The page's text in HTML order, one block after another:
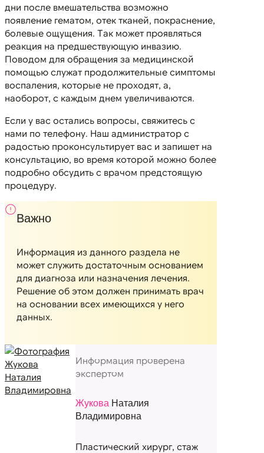
дни после вмешательства возможно
появление гематом, отек тканей, покраснение,
болевые ощущения. Так может проявляться
реакция на предшествующую инвазию.
Поводом для обращения за медицинской
помощью служат продолжительные симптомы
воспаления, которые не проходят, а,
наоборот, с каждым днем увеличиваются.
Если у вас остались вопросы, свяжитесь с
нами по телефону. Наш администратор с
радостью проконсультирует вас и запишет на
консультацию, во время которой можно более
подробно обсудить с врачом предстоящую
процедуру.
Важно
Информация из данного раздела не
может служить достаточным основанием
для диагноза или назначения лечения.
Решение об этом должен принимать врач
на основании всех имеющихся у него
данных.
Информация проверена
экспертом
Жукова Наталия
Владимировна
Пластический хирург, стаж